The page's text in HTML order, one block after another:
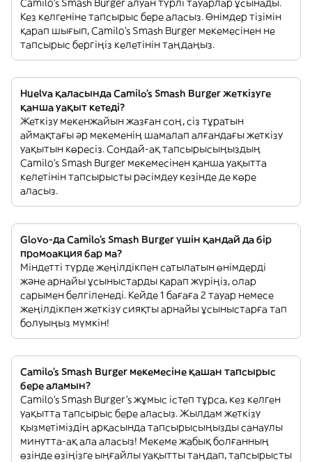
Camilo's Smash Burger алуан түрлі тауарлар ұсынады.
Кез келгеніне тапсырыс бере аласыз. Өнімдер тізімін
қарап шығып, Camilo's Smash Burger мекемесінен не
тапсырыс бергіңіз келетінін таңдаңыз.
Huelva қаласында Camilo's Smash Burger жеткізуге
қанша уақыт кетеді?
Жеткізу мекенжайын жазған соң, сіз тұратын
аймақтағы әр мекеменің шамалап алғандағы жеткізу
уақытын көресіз. Сондай-ақ тапсырысыңыздың
Camilo's Smash Burger мекемесінен қанша уақытта
келетінін тапсырысты рәсімдеу кезінде де көре
аласыз.
Glovo-да Camilo's Smash Burger үшін қандай да бір
промоакция бар ма?
Міндетті түрде жеңілдікпен сатылатын өнімдерді
және арнайы ұсыныстарды қарап жүріңіз, олар
сарымен белгіленеді. Кейде 1 бағаға 2 тауар немесе
жеңілдікпен жеткізу сияқты арнайы ұсыныстарға тап
болуыңыз мүмкін!
Camilo's Smash Burger мекемесіне қашан тапсырыс
бере аламын?
Camilo's Smash Burger’s жұмыс істеп тұрса, кез келген
уақытта тапсырыс бере аласыз. Жылдам жеткізу
қызметіміздің арқасында тапсырысыңызды санаулы
минутта-ақ ала аласыз! Мекеме жабық болғанның
өзінде өзіңізге ыңғайлы уақытты таңдап, тапсырысты